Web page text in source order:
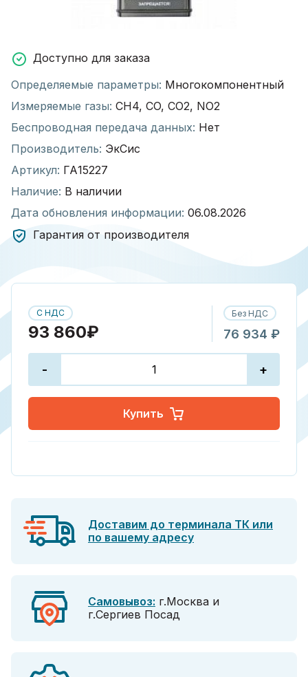
Доступно для заказа
Определяемые параметры: Многокомпонентный
Измеряемые газы: CH4, CO, CO2, NO2
Беспроводная передача данных: Нет
Производитель: ЭкСис
Артикул: ГА15227
Наличие: В наличии
Дата обновления информации: 06.08.2026
Гарантия от производителя
С НДС
93 860₽
Без НДС
76 934 ₽
- +
Купить
Доставим до терминала ТК или
по вашему адресу
Самовывоз: г.Москва и
г.Сергиев Посад